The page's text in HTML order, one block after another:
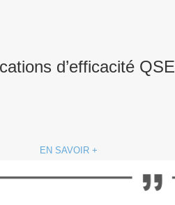
d’efficacité QSE
EN SAVOIR +